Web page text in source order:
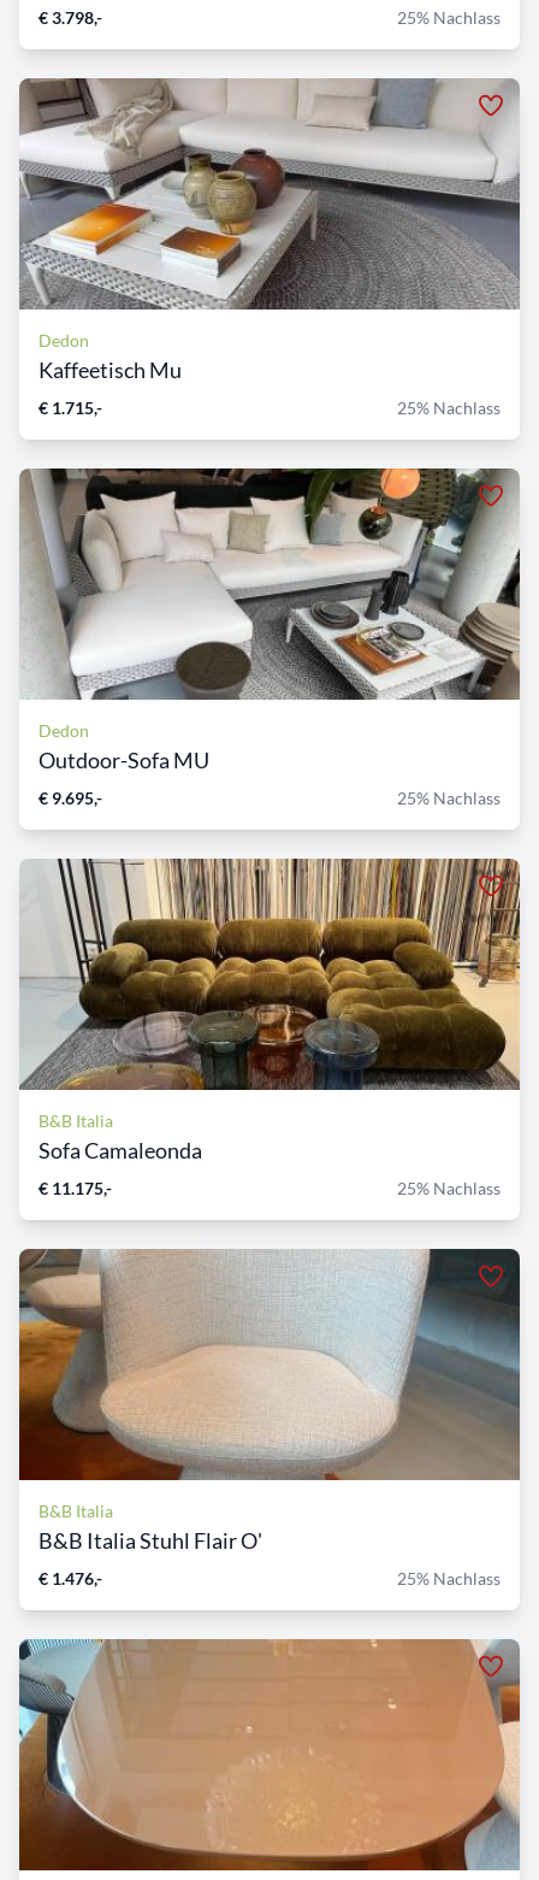
€ 3.798,- 25% Nachlass
Dedon
Kaffeetisch Mu
€ 1.715,- 25% Nachlass
Dedon
Outdoor-Sofa MU
€ 9.695,- 25% Nachlass
B&B Italia
Sofa Camaleonda
€ 11.175,- 25% Nachlass
B&B Italia
B&B Italia Stuhl Flair O'
€ 1.476,- 25% Nachlass